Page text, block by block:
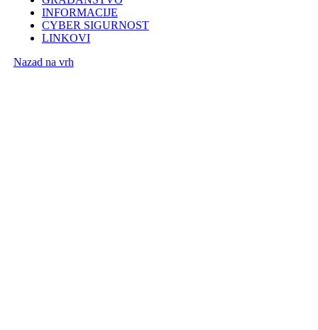
INFORMACIJE
CYBER SIGURNOST
LINKOVI
Nazad na vrh